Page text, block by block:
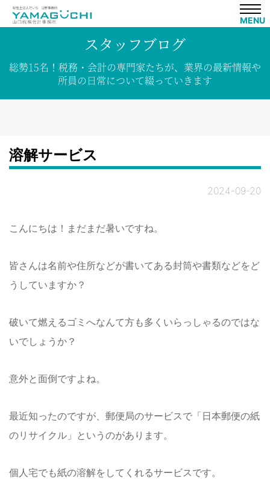
MENU
スタッフブログ
総勢15名！ 税務・会計の専門家たちが、 業界の最新情報や
所員の日常について綴っていきます
溶解サービス
2024-09-20
こんにちは！まだまだ暑いですね。
皆さんは名前や住所などが書いてある封筒や書類などをど
うしていますか？
破いて燃えるゴミへなんて方も多くいらっしゃるのではな
いでしょうか？
意外と面倒ですよね。
最近知ったのですが、郵便局のサービスで「日本郵便の紙
のリサイクル」というのがあります。
個人宅でも紙の溶解をしてくれるサービスです。